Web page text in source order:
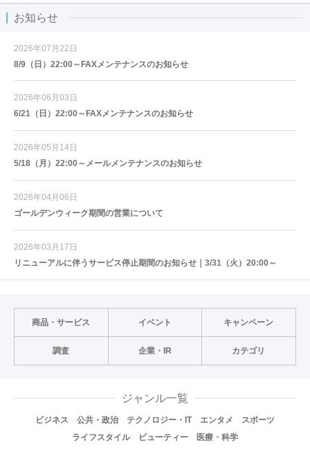
お知らせ
2026年07月22日
8/9（日）22:00～FAXメンテナンスのお知らせ
2026年06月03日
6/21（日）22:00～FAXメンテナンスのお知らせ
2026年05月14日
5/18（月）22:00～メールメンテナンスのお知らせ
2026年04月06日
ゴールデンウィーク期間の営業について
2026年03月17日
リニューアルに伴うサービス停止期間のお知らせ｜3/31（火）20:00～
商品・サービス イベント キャンペーン
調査 企業・IR カテゴリ
ジャンル一覧
ビジネス 公共・政治 テクノロジー・IT エンタメ
スポーツ
ライフスタイル
ビューティー 医療・科学